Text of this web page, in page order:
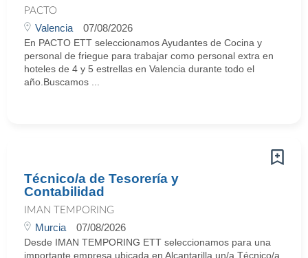
PACTO
Valencia 07/08/2026
En PACTO ETT seleccionamos Ayudantes de Cocina y
personal de friegue para trabajar como personal extra en
hoteles de 4 y 5 estrellas en Valencia durante todo el
año.Buscamos ...
Técnico/a de Tesorería y
Contabilidad
IMAN TEMPORING
Murcia 07/08/2026
Desde IMAN TEMPORING ETT seleccionamos para una
importante empresa ubicada en Alcantarilla un/a Técnico/a